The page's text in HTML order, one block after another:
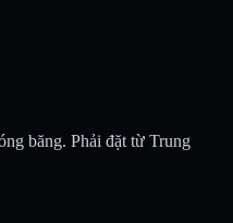
băng. Phải đặt từ Trung